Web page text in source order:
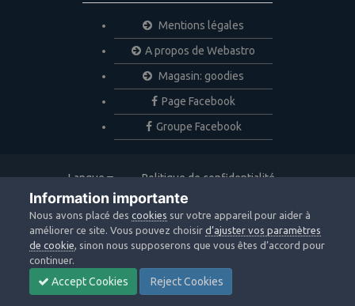
Mentions légales
A propos de Webastro
Magasin: goodies
Page Facebook
Groupe Facebook
Langue
Politique de confidentialité
Nous contacter
Copyright © 2020 Webastro
Powered by Invision Community
Information importante
Nous avons placé descookies sur votre appareil pour aider à
améliorer ce site. Vous pouvez choisird’ajuster vos paramètres
de cookie, sinon nous supposerons que vous êtes d’accord pour
continuer.
Accept Cookies Reject Cookies